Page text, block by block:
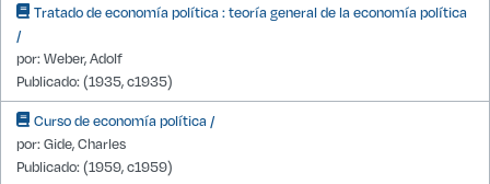
Tratado de economía política : teoría general de la economía política
/
por: Weber, Adolf
Publicado: (1935, c1935)
Curso de economía política /
por: Gide, Charles
Publicado: (1959, c1959)